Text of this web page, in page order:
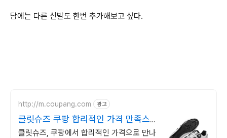
담에는 다른 신발도 한번 추가해보고 싶다.
http://m.coupang.com 광고
클릿슈즈 쿠팡 합리적인 가격 만족스러
운
클릿슈즈, 쿠팡에서 합리적인 가격으로 만나